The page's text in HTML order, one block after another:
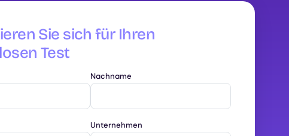
Sie sich für Ihren
Test
Nachname
Unternehmen